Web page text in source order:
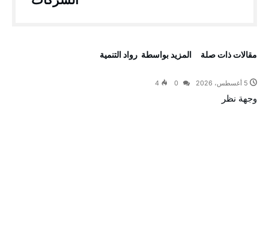
‫مقالات ذات صلة‬ ‫‫المزيد بواسطة‬ ‬ رواد التنمية
5 أغسطس، 2026 4
وجهة نظر